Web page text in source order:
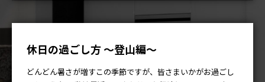
休日の過ごし方 ～登山編～
どんどん暑さが増すこの季節ですが、皆さまいかがお過ごし